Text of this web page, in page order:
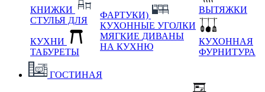
КНИЖКИ
СТУЛЬЯ ДЛЯ
КУХНИ
ТАБУРЕТЫ
ФАРТУКИ)
КУХОННЫЕ УГОЛКИ
МЯГКИЕ ДИВАНЫ
НА КУХНЮ
ВЫТЯЖКИ
КУХОННАЯ
ФУРНИТУРА
ГОСТИНАЯ